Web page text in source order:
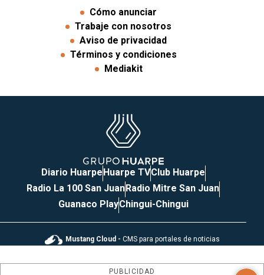
Cómo anunciar
Trabaje con nosotros
Aviso de privacidad
Términos y condiciones
Mediakit
Diario HuarpeHuarpe TVClub Huarpe
Radio La 100 San JuanRadio Mitre San Juan
Guanaco PlayChingui-Chingui
Mustang Cloud - CMS para portales de noticias
PUBLICIDAD